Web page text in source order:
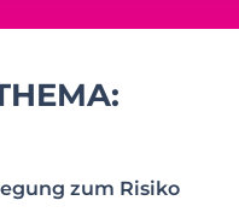
zum Risiko